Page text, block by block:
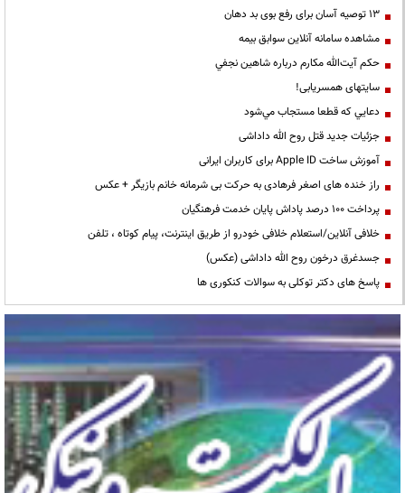
13 توصیه آسان برای رفع بوی بد دهان
مشاهده سامانه آنلاين سوابق بیمه
حكم آيت‌الله مكارم درباره شاهين نجفي
سایتهای همسریابی!
دعايي كه قطعا مستجاب مي‌شود
جزئیات جدید قتل روح الله داداشی
آموزش ساخت Apple ID برای کاربران ایرانی
راز خنده های اصغر فرهادی به حرکت بی شرمانه خانم بازیگر + عکس
پرداخت ۱۰۰ درصد پاداش پایان خدمت فرهنگیان
خلافی آنلاین/استعلام خلافی خودرو از طریق اینترنت، پیام کوتاه ، تلفن
جسدغرق درخون روح الله داداشی (عکس)
پاسخ های دکتر توکلی به سوالات کنکوری ها